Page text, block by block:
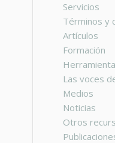
Servicios
Términos y
Artículos
Formación
Las voces
Medios
Noticias
Otros